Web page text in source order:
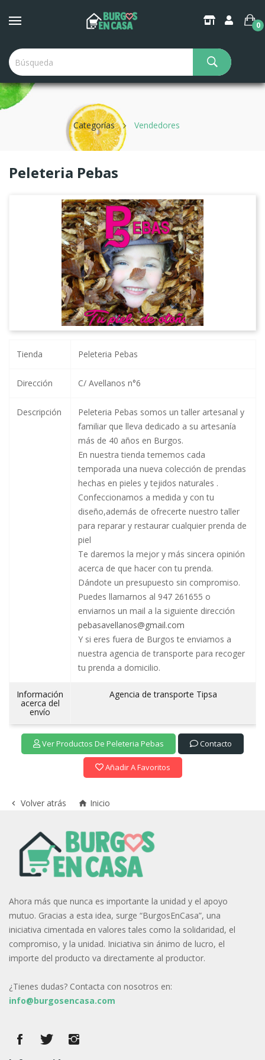
0
Categorías Vendedores
Peleteria Pebas
Tienda Peleteria Pebas
Dirección C/ Avellanos n°6
Descripción
Peleteria Pebas somos un taller artesanal y
familiar que lleva dedicado a su artesanía
más de 40 años en Burgos.
En nuestra tienda tememos cada
temporada una nueva colección de prendas
hechas en pieles y tejidos naturales .
Confeccionamos a medida y con tu
diseño,además de ofrecerte nuestro taller
para reparar y restaurar cualquier prenda de
piel
Te daremos la mejor y más sincera opinión
acerca de que hacer con tu prenda.
Dándote un presupuesto sin compromiso.
Puedes llamarnos al 947 261655 o
enviarnos un mail a la siguiente dirección
pebasavellanos@gmail.com
Y si eres fuera de Burgos te enviamos a
nuestra agencia de transporte para recoger
tu prenda a domicilio.
Información
acerca del
envío
Agencia de transporte Tipsa
Ver Productos De Peleteria Pebas Contacto
Añadir A Favoritos
 Volver atrás  Inicio
Ahora más que nunca es importante la unidad y el apoyo
mutuo. Gracias a esta idea, surge “BurgosEnCasa”, una
iniciativa cimentada en valores tales como la solidaridad, el
compromiso, y la unidad. Iniciativa sin ánimo de lucro, el
importe del producto va directamente al productor.
¿Tienes dudas? Contacta con nosotros en:
info@burgosencasa.com
Create Wishlist ×
Wishlist name
Cancel